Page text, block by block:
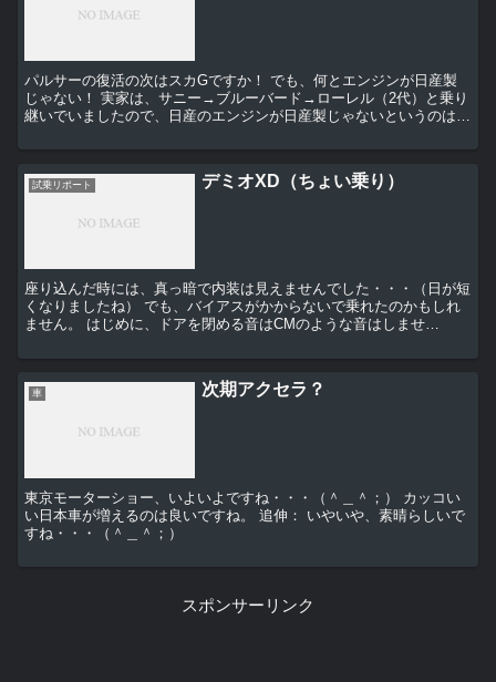
パルサーの復活の次はスカGですか！ でも、何とエンジンが日産製
じゃない！ 実家は、サニー→ブルーバード→ローレル（2代）と乗り
継いでいましたので、日産のエンジンが日産製じゃないというのは信
試乗リポート デミオXD（ちょい乗り）
座り込んだ時には、真っ暗で内装は見えませんでした・・・（日が短
くなりましたね） でも、バイアスがかからないで乗れたのかもしれ
ません。 はじめに、ドアを閉める音はCMのような音はしませ
車 次期アクセラ？
東京モーターショー、いよいよですね・・・（＾＿＾；） カッコい
い日本車が増えるのは良いですね。 追伸： いやいや、素晴らしいで
すね・・・（＾＿＾；）
スポンサーリンク